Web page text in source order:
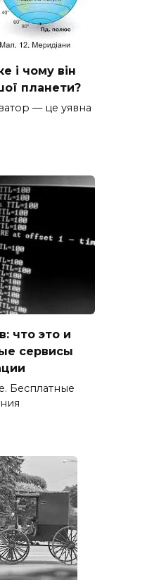
і чому він
планети?
— це уявна
что это и
сервисы
Бесплатные